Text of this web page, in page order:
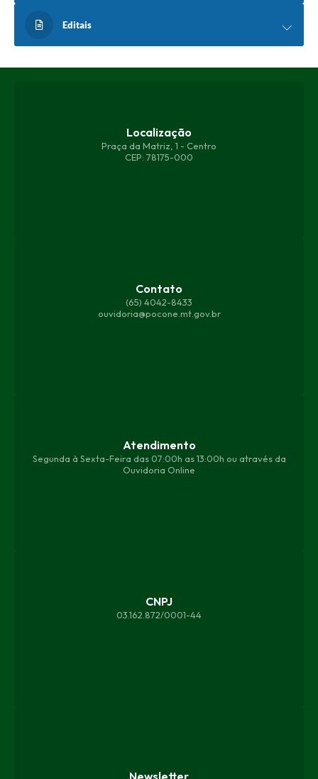
Editais
Localização
Praça da Matriz, 1 - Centro
CEP: 78175-000
Contato
(65) 4042-8433
ouvidoria@pocone.mt.gov.br
Atendimento
Segunda à Sexta-Feira das 07:00h as 13:00h ou através da
Ouvidoria Online
CNPJ
03.162.872/0001-44